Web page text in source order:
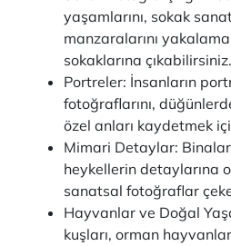
yaşamlarını, sokak
manzaralarını
sokaklarına çıkabilirsiniz.
Portreler: İnsanların
fotoğraflarını,
özel anları kaydetmek
Mimari Detaylar:
heykellerin detaylarına
sanatsal fotoğraflar
Hayvanlar ve Doğal
kuşları, orman